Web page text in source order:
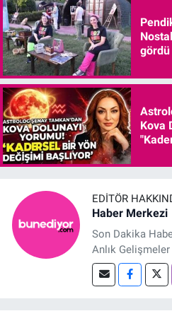
gördü
Kova
EDITÖR
Haber Merkezi
Son Dakika
Anlık Gelişmeler